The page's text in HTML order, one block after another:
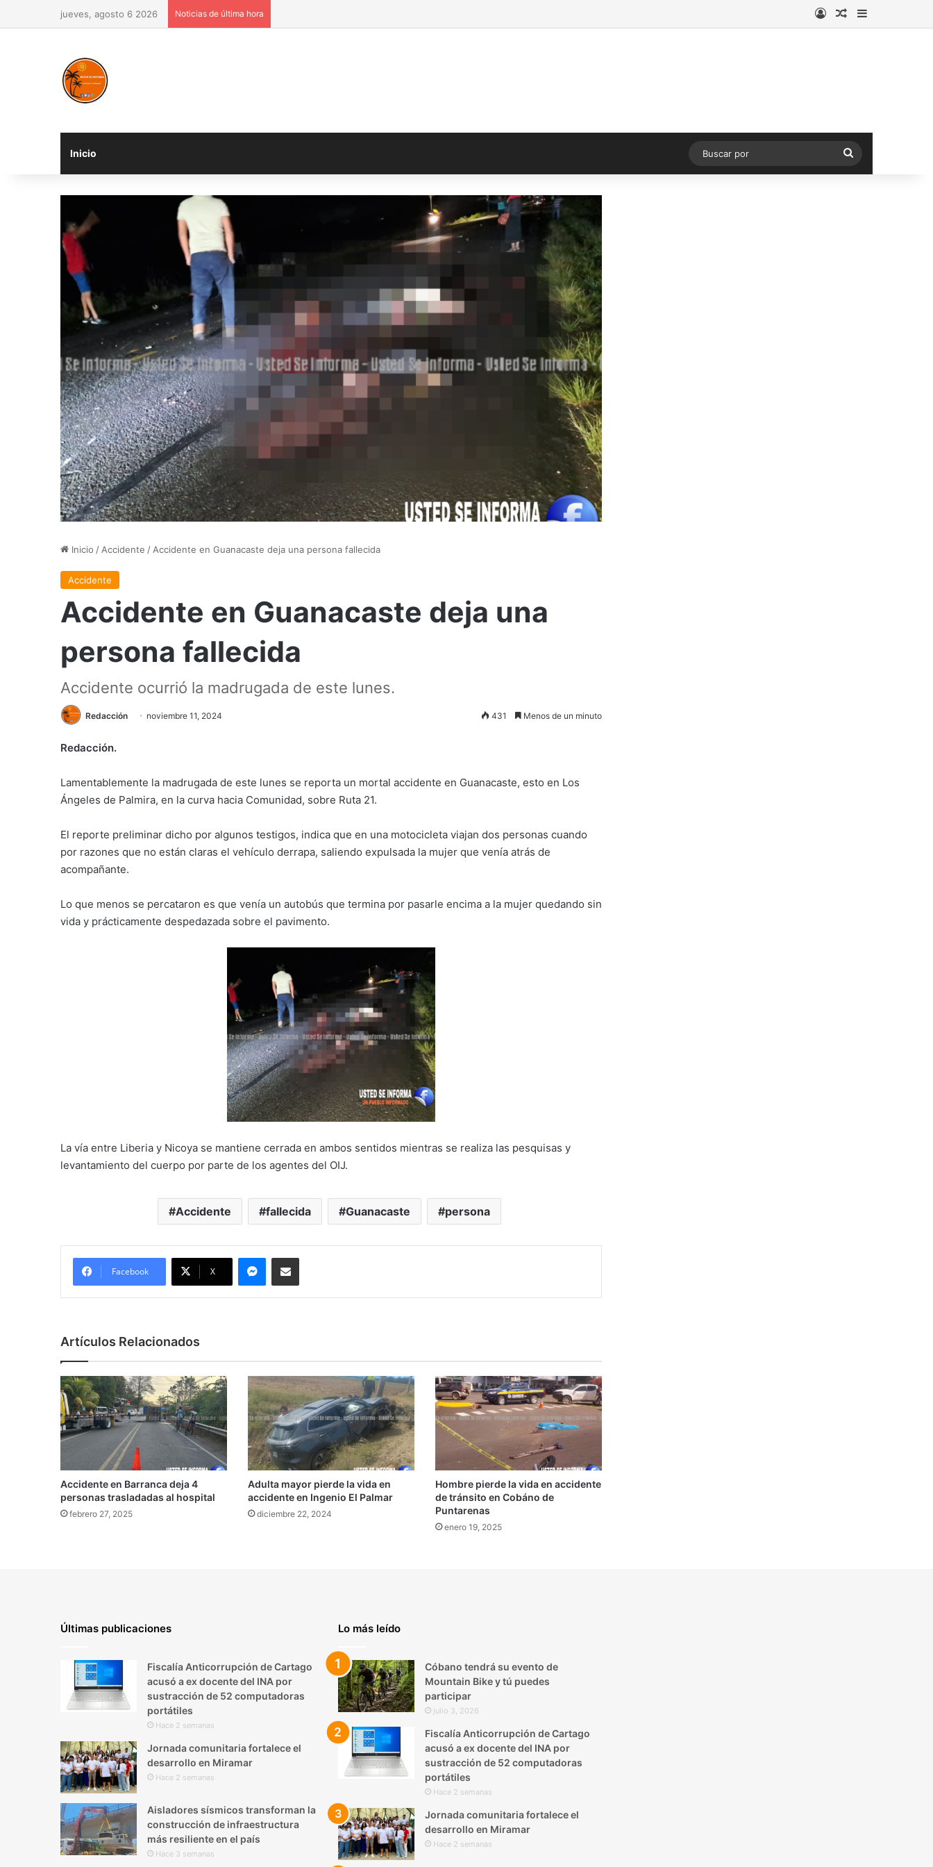
jueves, agosto 6 2026 Noticias de última hora AccesoPublicación al
Barra lateral
Inicio
Buscar
por
Inicio / Accidente / Accidente en Guanacaste deja una persona fallecida
Accidente
Accidente en Guanacaste deja una
persona fallecida
Accidente ocurrió la madrugada de este lunes.
Redacción noviembre 11, 2024 431 Menos de un minuto
Redacción.
Lamentablemente la madrugada de este lunes se reporta un mortal accidente en Guanacaste, esto en Los
Ángeles de Palmira, en la curva hacia Comunidad, sobre Ruta 21.
El reporte preliminar dicho por algunos testigos, indica que en una motocicleta viajan dos personas cuando
por razones que no están claras el vehículo derrapa, saliendo expulsada la mujer que venía atrás de
acompañante.
Lo que menos se percataron es que venía un autobús que termina por pasarle encima a la mujer quedando sin
vida y prácticamente despedazada sobre el pavimento.
La vía entre Liberia y Nicoya se mantiene cerrada en ambos sentidos mientras se realiza las pesquisas y
levantamiento del cuerpo por parte de los agentes del OIJ.
Accidente fallecida Guanacaste persona
Facebook X
MessengerCompartir por correo electrónico
Artículos Relacionados
Accidente en Barranca deja 4
personas trasladadas al hospital
febrero 27, 2025
Adulta mayor pierde la vida en
accidente en Ingenio El Palmar
diciembre 22, 2024
Hombre pierde la vida en accidente
de tránsito en Cobáno de
Puntarenas
enero 19, 2025
Últimas publicaciones
Fiscalía Anticorrupción de Cartago
acusó a ex docente del INA por
sustracción de 52 computadoras
portátiles
Hace 2 semanas
Jornada comunitaria fortalece el
desarrollo en Miramar
Hace 2 semanas
Aisladores sísmicos transforman la
construcción de infraestructura
más resiliente en el país
Hace 3 semanas
Lo más leído
Cóbano tendrá su evento de
Mountain Bike y tú puedes
participar
julio 3, 2026
Fiscalía Anticorrupción de Cartago
acusó a ex docente del INA por
sustracción de 52 computadoras
portátiles
Hace 2 semanas
Jornada comunitaria fortalece el
desarrollo en Miramar
Hace 2 semanas